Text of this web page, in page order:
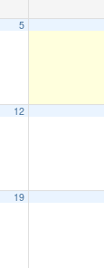
5
12
19